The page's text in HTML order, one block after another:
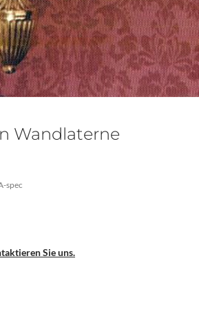
Wandlaterne
spec
Sie uns.